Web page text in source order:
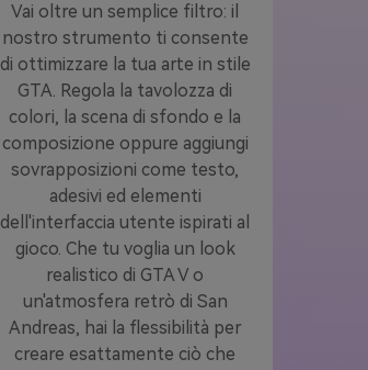
Vai oltre un semplice filtro: il
nostro strumento ti consente
di ottimizzare la tua arte in stile
GTA. Regola la tavolozza di
colori, la scena di sfondo e la
composizione oppure aggiungi
sovrapposizioni come testo,
adesivi ed elementi
dell'interfaccia utente ispirati al
gioco. Che tu voglia un look
realistico di GTA V o
un'atmosfera retrò di San
Andreas, hai la flessibilità per
creare esattamente ciò che